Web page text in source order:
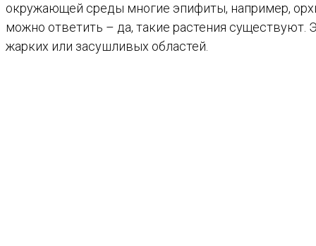
окружающей среды многие эпифиты, например,
можно ответить – да, такие растения существуют.
жарких или засушливых областей.